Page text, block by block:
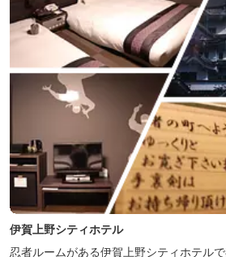
伊賀上野シティホテル
忍者ルームがある伊賀上野シティホテル